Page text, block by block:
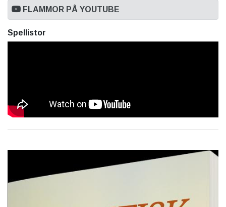
FLAMMOR PÅ YOUTUBE
Spellistor